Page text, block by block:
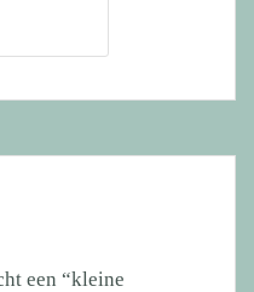
een “kleine